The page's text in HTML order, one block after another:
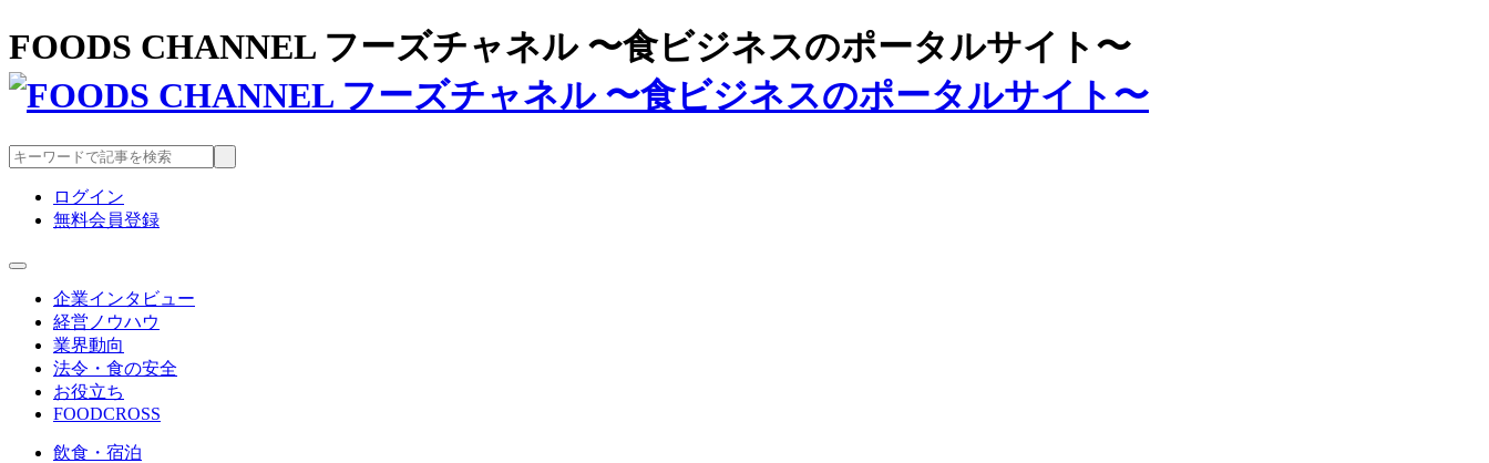
FOODS CHANNEL フーズチャネル 〜食ビジネスのポータルサイト〜
ログイン
無料会員登録
企業インタビュー
経営ノウハウ
業界動向
法令・食の安全
お役立ち
FOODCROSS
飲食・宿泊